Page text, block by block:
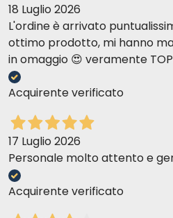
18 Luglio 2026
L'ordine è arrivato
ottimo prodotto, mi hanno
in omaggio 😍 veramente
Acquirente verificato
17 Luglio 2026
Personale molto attento e
Acquirente verificato